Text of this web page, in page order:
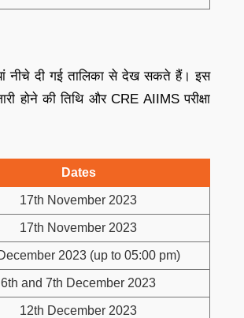
नीचे दी गई तालिका से देख सकते हैं। इस
होने की तिथि और CRE AIIMS परीक्षा
Dates
17th November 2023
17th November 2023
2023 (up to 05:00 pm)
6th and 7th December 2023
12th December 2023